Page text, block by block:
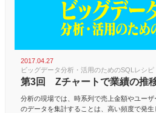
2017.04.27
ビッグデータ分析・活用のためのSQLレシピ
第3回 Zチャートで業績の推
分析の現場では、時系列で売上金額やユー
のデータを集計することは、高い頻度で発生